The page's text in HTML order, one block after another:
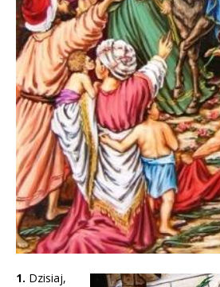
1. Dzisiaj,